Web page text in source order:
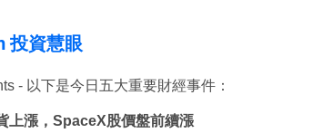
投資慧眼
- 以下是今日五大重要財經事件：
上漲，SpaceX股價盤前續漲